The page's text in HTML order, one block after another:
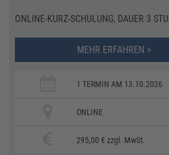
ONLINE-KURZ-SCHULUNG, DAUER 3
MEHR ERFAHREN >
1 TERMIN AM 13.10.2026
ONLINE
295,00 € zzgl. MwSt.